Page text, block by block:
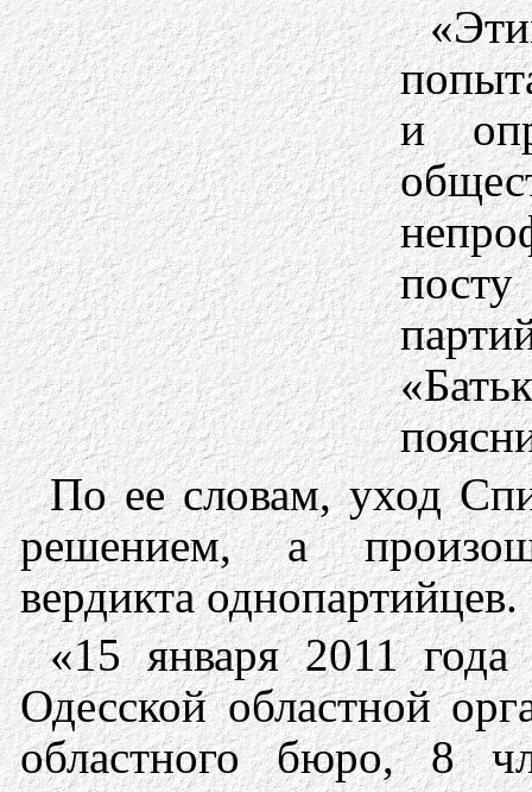
и
По ее словам, уход
решением, а
вердикта однопартийцев.
«15 января 2011 года
Одесской областной
областного бюро, 8